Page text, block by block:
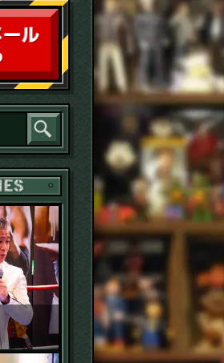
読者登録
POPULAR ENTRIES